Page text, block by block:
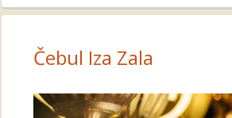
Čebul Iza Zala